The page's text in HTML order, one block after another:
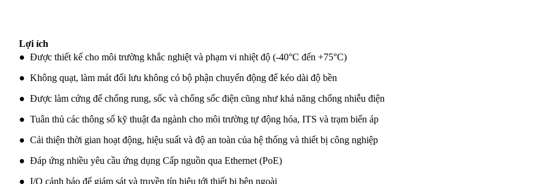
Lợi ích
● Được thiết kế cho môi trường khắc nghiệt và phạm vi nhiệt độ (-40°C đến +75°C)
● Không quạt, làm mát đối lưu không có bộ phận chuyển động để kéo dài độ bền
● Được làm cứng để chống rung, sốc và chống sốc điện cũng như khả năng chống nhiễu điện
● Tuân thủ các thông số kỹ thuật đa ngành cho môi trường tự động hóa, ITS và trạm biến áp
● Cải thiện thời gian hoạt động, hiệu suất và độ an toàn của hệ thống và thiết bị công nghiệp
● Đáp ứng nhiều yêu cầu ứng dụng Cấp nguồn qua Ethernet (PoE)
● I/O cảnh báo để giám sát và truyền tín hiệu tới thiết bị bên ngoài